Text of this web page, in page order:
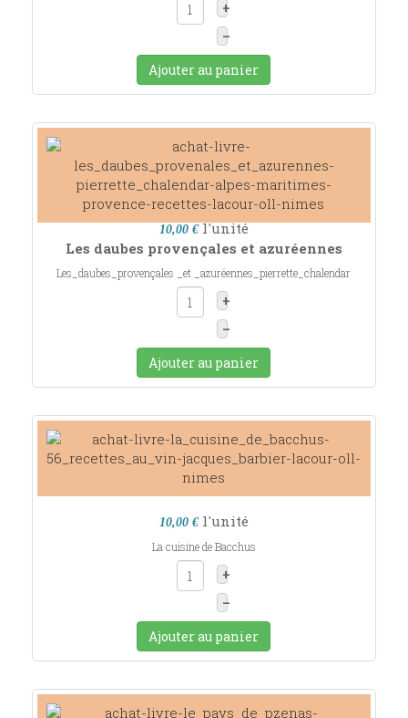
+
–
Ajouter au panier
10,00 € l'unité
Les daubes provençales et azuréennes
Les_daubes_provençales _et _azuréennes_pierrette_chalendar
+
–
Ajouter au panier
10,00 € l'unité
La cuisine de Bacchus
+
–
Ajouter au panier